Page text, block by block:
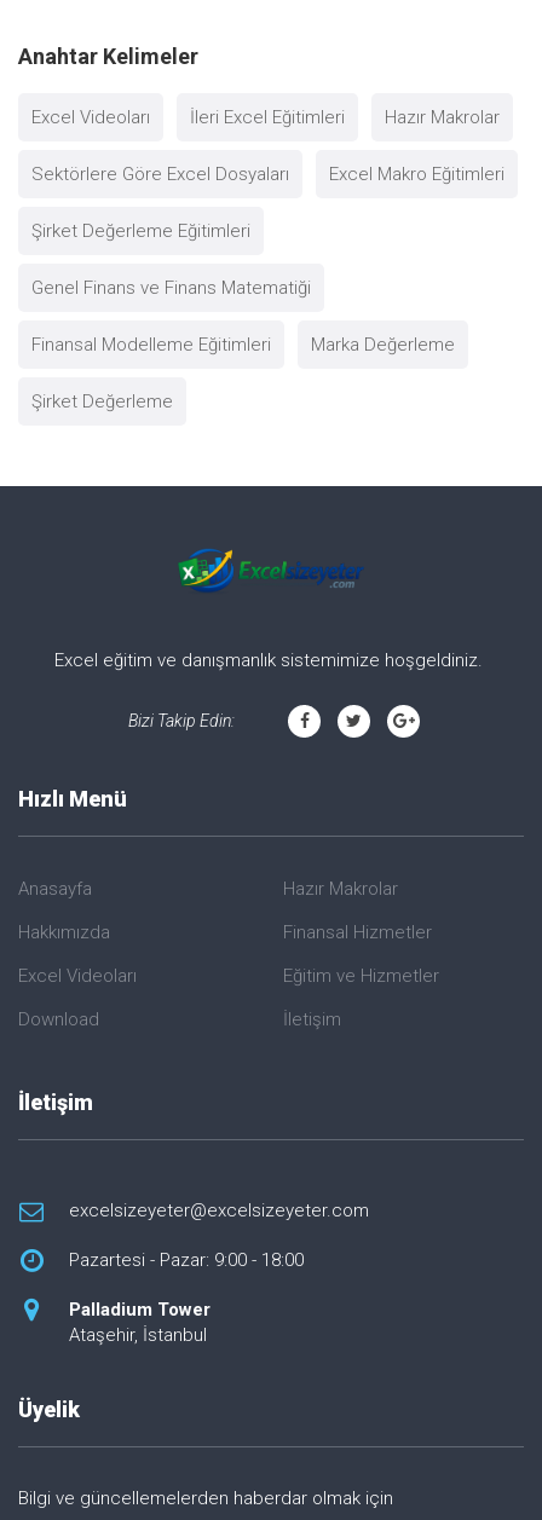
Anahtar Kelimeler
Excel Videoları İleri Excel Eğitimleri Hazır Makrolar
Sektörlere Göre Excel Dosyaları Excel Makro Eğitimleri
Şirket Değerleme Eğitimleri
Genel Finans ve Finans Matematiği
Finansal Modelleme Eğitimleri Marka Değerleme
Şirket Değerleme
Excel eğitim ve danışmanlık sistemimize hoşgeldiniz.
Bizi Takip Edin:
Hızlı Menü
Anasayfa
Hakkımızda
Excel Videoları
Download
Hazır Makrolar
Finansal Hizmetler
Eğitim ve Hizmetler
İletişim
İletişim
excelsizeyeter@excelsizeyeter.com
Pazartesi - Pazar: 9:00 - 18:00
Palladium Tower
Ataşehir, İstanbul
Üyelik
Bilgi ve güncellemelerden haberdar olmak için